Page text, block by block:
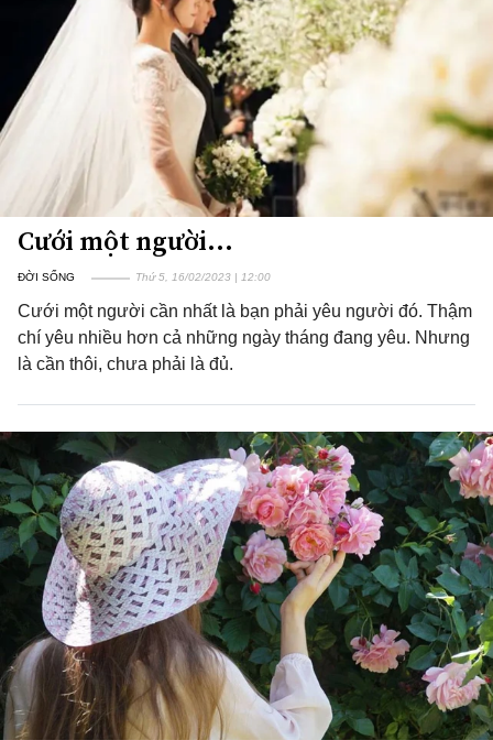
Cưới một người...
ĐỜI SỐNG Thứ 5, 16/02/2023 | 12:00
Cưới một người cần nhất là bạn phải yêu người đó. Thậm
chí yêu nhiều hơn cả những ngày tháng đang yêu. Nhưng
là cần thôi, chưa phải là đủ.